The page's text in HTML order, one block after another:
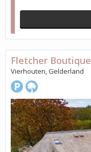
Fletcher
Vierhouten, Gelderland